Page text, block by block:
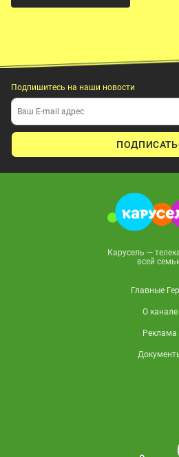
Подпишитесь на наши новости
Карусель —
всей
Главные
О канале
Реклама